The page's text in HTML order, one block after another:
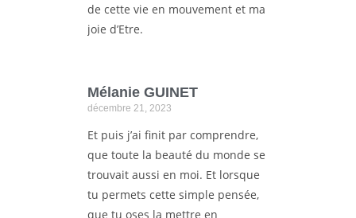
de cette vie en mouvement et ma
joie d’Etre.
Mélanie GUINET
décembre 21, 2023
Et puis j’ai finit par comprendre,
que toute la beauté du monde se
trouvait aussi en moi. Et lorsque
tu permets cette simple pensée,
que tu oses la mettre en